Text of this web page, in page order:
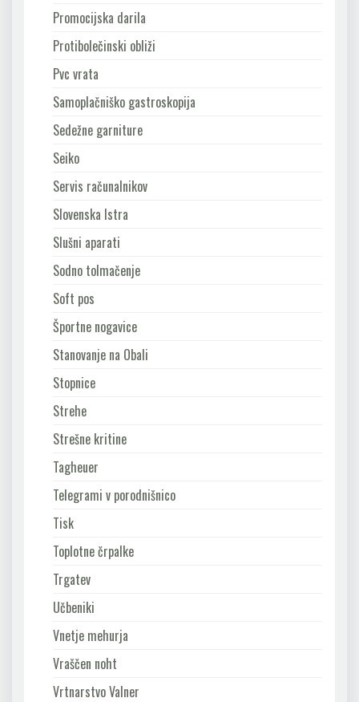
Promocijska darila
Protibolečinski obliži
Pvc vrata
Samoplačniško gastroskopija
Sedežne garniture
Seiko
Servis računalnikov
Slovenska Istra
Slušni aparati
Sodno tolmačenje
Soft pos
Športne nogavice
Stanovanje na Obali
Stopnice
Strehe
Strešne kritine
Tagheuer
Telegrami v porodnišnico
Tisk
Toplotne črpalke
Trgatev
Učbeniki
Vnetje mehurja
Vraščen noht
Vrtnarstvo Valner